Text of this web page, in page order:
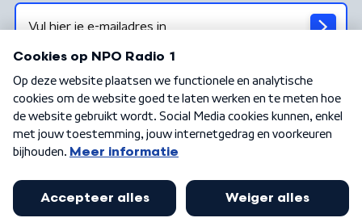
Algemene voorwaarden Privacybeleid